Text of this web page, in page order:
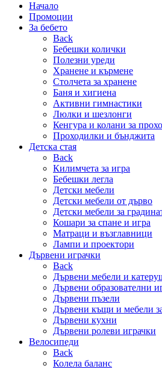
Начало
Промоции
За бебето
Back
Бебешки колички
Полезни уреди
Хранене и кърмене
Столчета за хранене
Баня и хигиена
Активни гимнастики
Люлки и шезлонги
Кенгура и колани за
Проходилки и бънджита
Детска стая
Back
Килимчета за игра
Бебешки легла
Детски мебели
Детски мебели от дърво
Детски мебели за
Кошари за спане и игра
Матраци и възглавници
Лампи и проектори
Дървени играчки
Back
Дървени мебели и
Дървени образователни
Дървени пъзели
Дървени къщи и мебели
Дървени кухни
Дървени ролеви играчки
Велосипеди
Back
Колела баланс